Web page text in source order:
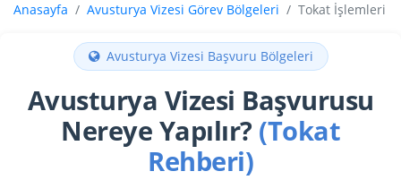
Anasayfa Avusturya Vizesi Görev Bölgeleri Tokat İşlemleri
Avusturya Vizesi Başvuru Bölgeleri
Avusturya Vizesi Başvurusu
Nereye Yapılır? (Tokat
Rehberi)